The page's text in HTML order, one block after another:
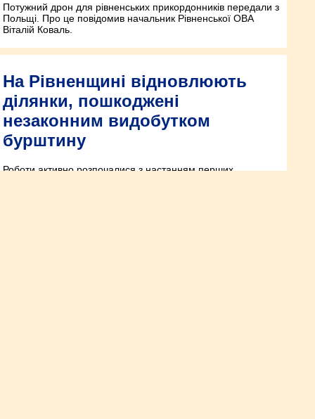
Потужний дрон для рівненських прикордонників передали з
Польщі. Про це повідомив начальник Рівненської ОВА
Віталій Коваль.
На Рівненщині відновлюють
ділянки, пошкоджені
незаконним видобутком
бурштину
Роботи активно розпочалися з настанням перших